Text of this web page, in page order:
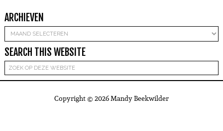
ARCHIEVEN
Archieven
SEARCH THIS WEBSITE
Copyright © 2026 Mandy Beekwilder